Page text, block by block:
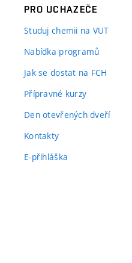
PRO UCHAZEČE
Studuj chemii na VUT
Nabídka programů
Jak se dostat na FCH
Přípravné kurzy
Den otevřených dveří
Kontakty
E-přihláška